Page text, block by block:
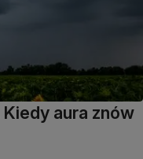
aura znów